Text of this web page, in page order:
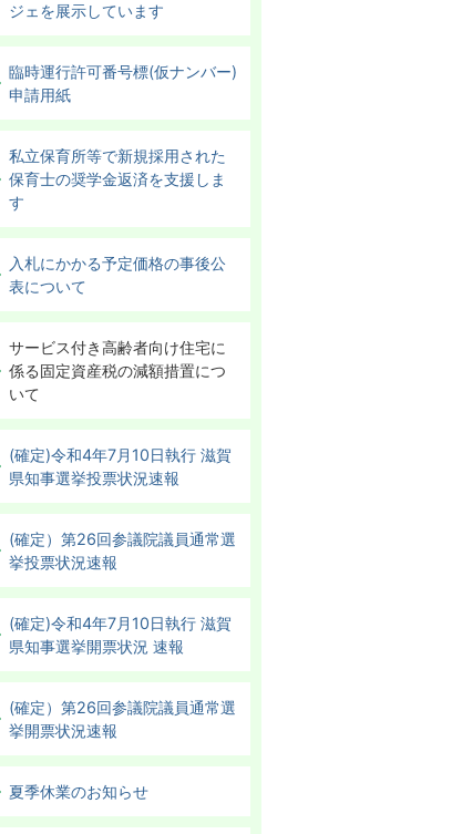
ジェを展示しています
臨時運行許可番号標(仮ナンバー)
申請用紙
私立保育所等で新規採用された
保育士の奨学金返済を支援しま
す
入札にかかる予定価格の事後公
表について
サービス付き高齢者向け住宅に
係る固定資産税の減額措置につ
いて
(確定)令和4年7月10日執行 滋賀
県知事選挙投票状況速報
(確定）第26回参議院議員通常選
挙投票状況速報
(確定)令和4年7月10日執行 滋賀
県知事選挙開票状況 速報
(確定）第26回参議院議員通常選
挙開票状況速報
夏季休業のお知らせ